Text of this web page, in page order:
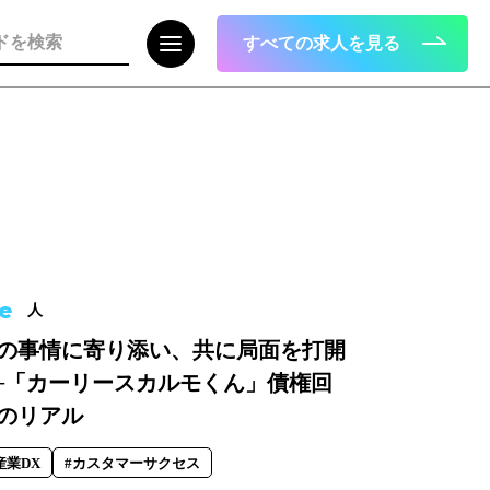
すべての求人を見る
2023.08.01
人
事情に寄り添い、共に局面を打開
カーリースカルモくん」債権回
リアル
業DX #カスタマーサクセス